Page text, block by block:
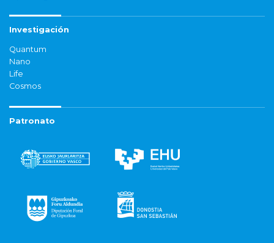
Investigación
Quantum
Nano
Life
Cosmos
Patronato